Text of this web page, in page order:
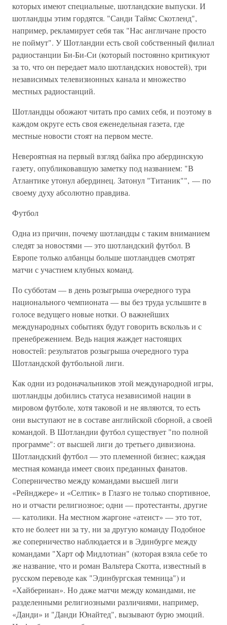
которых имеют специальные, шотландские выпуски. И
шотландцы этим гордятся. "Санди Таймс Скотленд",
например, рекламирует себя так "Нас англичане просто
не поймут". У Шотландии есть свой собственный филиал
радиостанции Би-Би-Си (который постоянно критикуют
за то, что он передает мало шотландских новостей), три
независимых телевизионных канала и множество
местных радиостанций.
Шотландцы обожают читать про самих себя, и поэтому в
каждом округе есть своя еженедельная газета, где
местные новости стоят на первом месте.
Невероятная на первый взгляд байка про абердинскую
газету, опубликовавшую заметку под названием: "В
Атлантике утонул абердинец. Затонул "Титаник"", — по
своему духу абсолютно правдива.
Футбол
Одна из причин, почему шотландцы с таким вниманием
следят за новостями — это шотландский футбол. В
Европе только албанцы больше шотландцев смотрят
матчи с участием клубных команд.
По субботам — в день розыгрыша очередного тура
национального чемпионата — вы без труда услышите в
голосе ведущего новые нотки. О важнейших
международных событиях будут говорить вскользь и с
пренебрежением. Ведь нация жаждет настоящих
новостей: результатов розыгрыша очередного тура
Шотландской футбольной лиги.
Как одни из родоначальников этой международной игры,
шотландцы добились статуса независимой нации в
мировом футболе, хотя таковой и не являются, то есть
они выступают не в составе английской сборной, а своей
командой. В Шотландии футбол существует "по полной
программе": от высшей лиги до третьего дивизиона.
Шотландский футбол — это племенной бизнес; каждая
местная команда имеет своих преданных фанатов.
Соперничество между командами высшей лиги
«Рейнджере» и «Селтик» в Глазго не только спортивное,
но и отчасти религиозное; одни — протестанты, другие
— католики. На местном жаргоне «атеист» — это тот,
кто не болеет ни за ту, ни за другую команду Подобное
же соперничество наблюдается и в Эдинбурге между
командами "Харт оф Мидлотиан" (которая взяла себе то
же название, что и роман Вальтера Скотта, известный в
русском переводе как "Эдинбургская темница") и
«Хайберниан». Но даже матчи между командами, не
разделенными религиозными различиями, например,
«Данди» и "Данди Юнайтед", вызывают бурю эмоций.